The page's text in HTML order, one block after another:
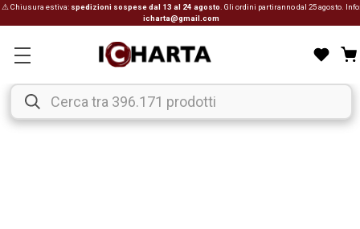
⚠ Chiusura estiva: spedizioni sospese dal 13 al 24 agosto . Gli ordini partiranno dal 25 agosto. Info:
icharta@gmail.com